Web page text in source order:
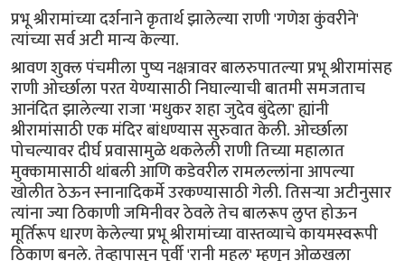
प्रभू श्रीरामांच्या दर्शनाने कृतार्थ झालेल्या राणी 'गणेश कुंवरीने'
त्यांच्या सर्व अटी मान्य केल्या.
श्रावण शुक्ल पंचमीला पुष्य नक्षत्रावर बालरुपातल्या प्रभू श्रीरामांसह
राणी ओर्च्छाला परत येण्यासाठी निघाल्याची बातमी समजताच
आनंदित झालेल्या राजा 'मधुकर शहा जुदेव बुंदेला' ह्यांनी
श्रीरामांसाठी एक मंदिर बांधण्यास सुरुवात केली. ओर्च्छाला
पोचल्यावर दीर्घ प्रवासामुळे थकलेली राणी तिच्या महालात
मुक्कामासाठी थांबली आणि कडेवरील रामलल्लांना आपल्या
खोलीत ठेऊन स्नानादिकर्मे उरकण्यासाठी गेली. तिसऱ्या अटीनुसार
त्यांना ज्या ठिकाणी जमिनीवर ठेवले तेच बालरूप लुप्त होऊन
मूर्तिरूप धारण केलेल्या प्रभू श्रीरामांच्या वास्तव्याचे कायमस्वरूपी
ठिकाण बनले. तेव्हापासून पूर्वी 'रानी महल' म्हणून ओळखला